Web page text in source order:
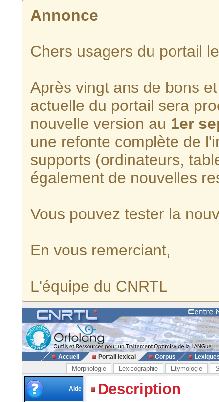
Annonce
Chers usagers du portail
Après vingt ans de bons
actuelle du portail sera
nouvelle version au 1er
une refonte complète de
supports (ordinateurs,
également de nouvelles
Vous pouvez tester la
En vous remerciant,
L'équipe du CNRTL
Accueil Portail lexical Corpus
Morphologie Lexicographie Etymologie
Aide Description